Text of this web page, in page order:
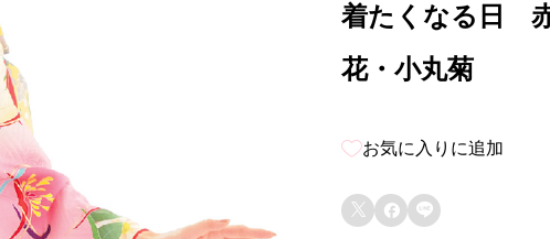
着たくなる日
花・小丸菊
お気に入りに追加
  